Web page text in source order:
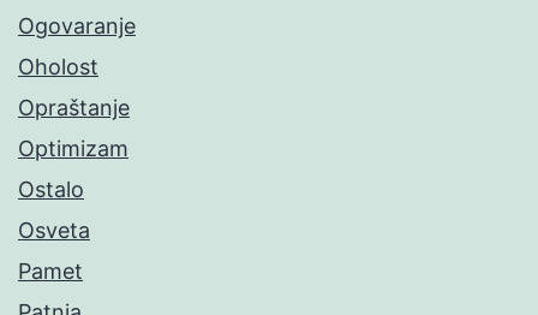
Ogovaranje
Oholost
Opraštanje
Optimizam
Ostalo
Osveta
Pamet